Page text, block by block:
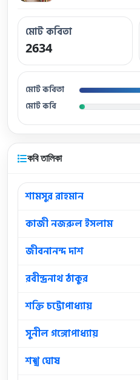
মোট কবিতা
2634
মোট কবিতা
মোট কবি
কবি তালিকা
শামসুর রাহমান
কাজী নজরুল ইসলাম
জীবনানন্দ দাশ
রবীন্দ্রনাথ ঠাকুর
শক্তি চট্টোপাধ্যায়
সুনীল গঙ্গোপাধ্যায়
শঙ্খ ঘোষ